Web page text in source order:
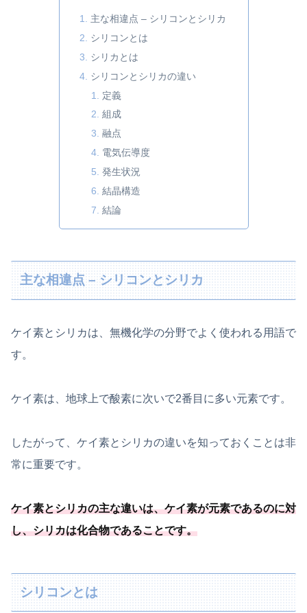
主な相違点 – シリコンとシリカ
シリコンとは
シリカとは
シリコンとシリカの違い
定義
組成
融点
電気伝導度
発生状況
結晶構造
結論
主な相違点 – シリコンとシリカ
ケイ素とシリカは、無機化学の分野でよく使われる用語で
す。
ケイ素は、地球上で酸素に次いで2番目に多い元素です。
したがって、ケイ素とシリカの違いを知っておくことは非
常に重要です。
ケイ素とシリカの主な違いは、ケイ素が元素であるのに対
し、シリカは化合物であることです。
シリコンとは